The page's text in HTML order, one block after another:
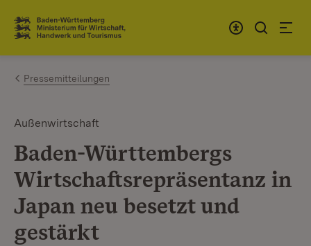
Zum Inhalt springen
Link zur Startseite
Pressemitteilungen
Außenwirtschaft
Baden-Württembergs
Wirtschaftsrepräsentanz in
Japan neu besetzt und
gestärkt